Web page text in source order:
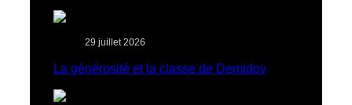
29 juillet 2026
La générosité et la classe de Demidov